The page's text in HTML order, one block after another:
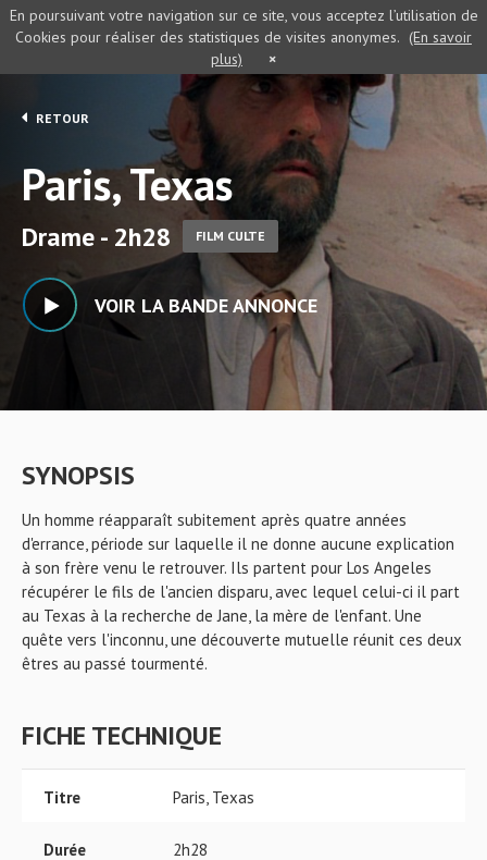
RETOUR
Paris, Texas
Drame - 2h28 FILM CULTE
VOIR LA BANDE ANNONCE
SYNOPSIS
Un homme réapparaît subitement après quatre années
d'errance, période sur laquelle il ne donne aucune explication
à son frère venu le retrouver. Ils partent pour Los Angeles
récupérer le fils de l'ancien disparu, avec lequel celui-ci il part
au Texas à la recherche de Jane, la mère de l'enfant. Une
quête vers l'inconnu, une découverte mutuelle réunit ces deux
êtres au passé tourmenté.
FICHE TECHNIQUE
Titre Paris, Texas
Durée 2h28
En poursuivant votre navigation sur ce site, vous acceptez l’utilisation de
Cookies pour réaliser des statistiques de visites anonymes. (En savoir
plus)
×